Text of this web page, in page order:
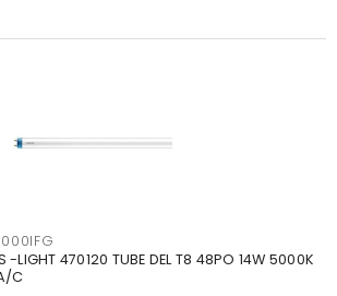
-LIGHT 470120 TUBE DEL T8 48PO 14W 5000K
C